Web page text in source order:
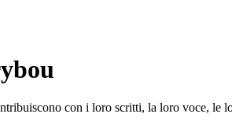
con i loro scritti, la loro voce, le